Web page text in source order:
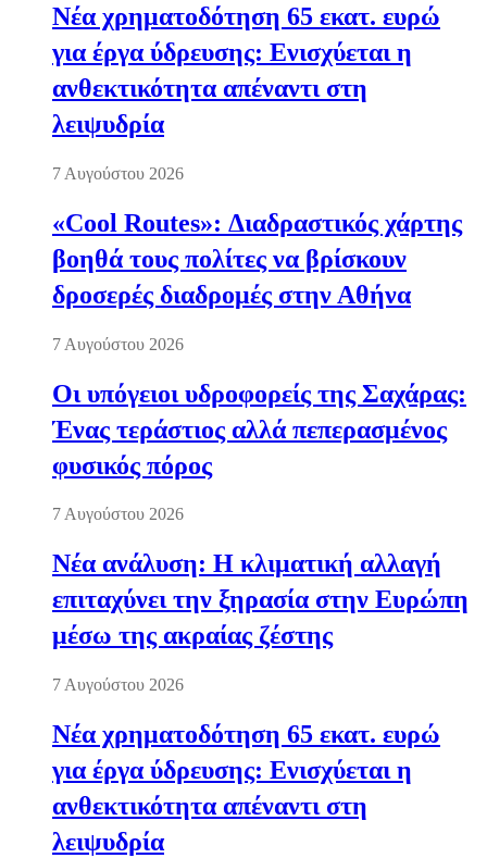
Νέα χρηματοδότηση 65 εκατ. ευρώ
για έργα ύδρευσης: Ενισχύεται η
ανθεκτικότητα απέναντι στη
λειψυδρία
7 Αυγούστου 2026
«Cool Routes»: Διαδραστικός χάρτης
βοηθά τους πολίτες να βρίσκουν
δροσερές διαδρομές στην Αθήνα
7 Αυγούστου 2026
Οι υπόγειοι υδροφορείς της Σαχάρας:
Ένας τεράστιος αλλά πεπερασμένος
φυσικός πόρος
7 Αυγούστου 2026
Νέα ανάλυση: Η κλιματική αλλαγή
επιταχύνει την ξηρασία στην Ευρώπη
μέσω της ακραίας ζέστης
7 Αυγούστου 2026
Νέα χρηματοδότηση 65 εκατ. ευρώ
για έργα ύδρευσης: Ενισχύεται η
ανθεκτικότητα απέναντι στη
λειψυδρία